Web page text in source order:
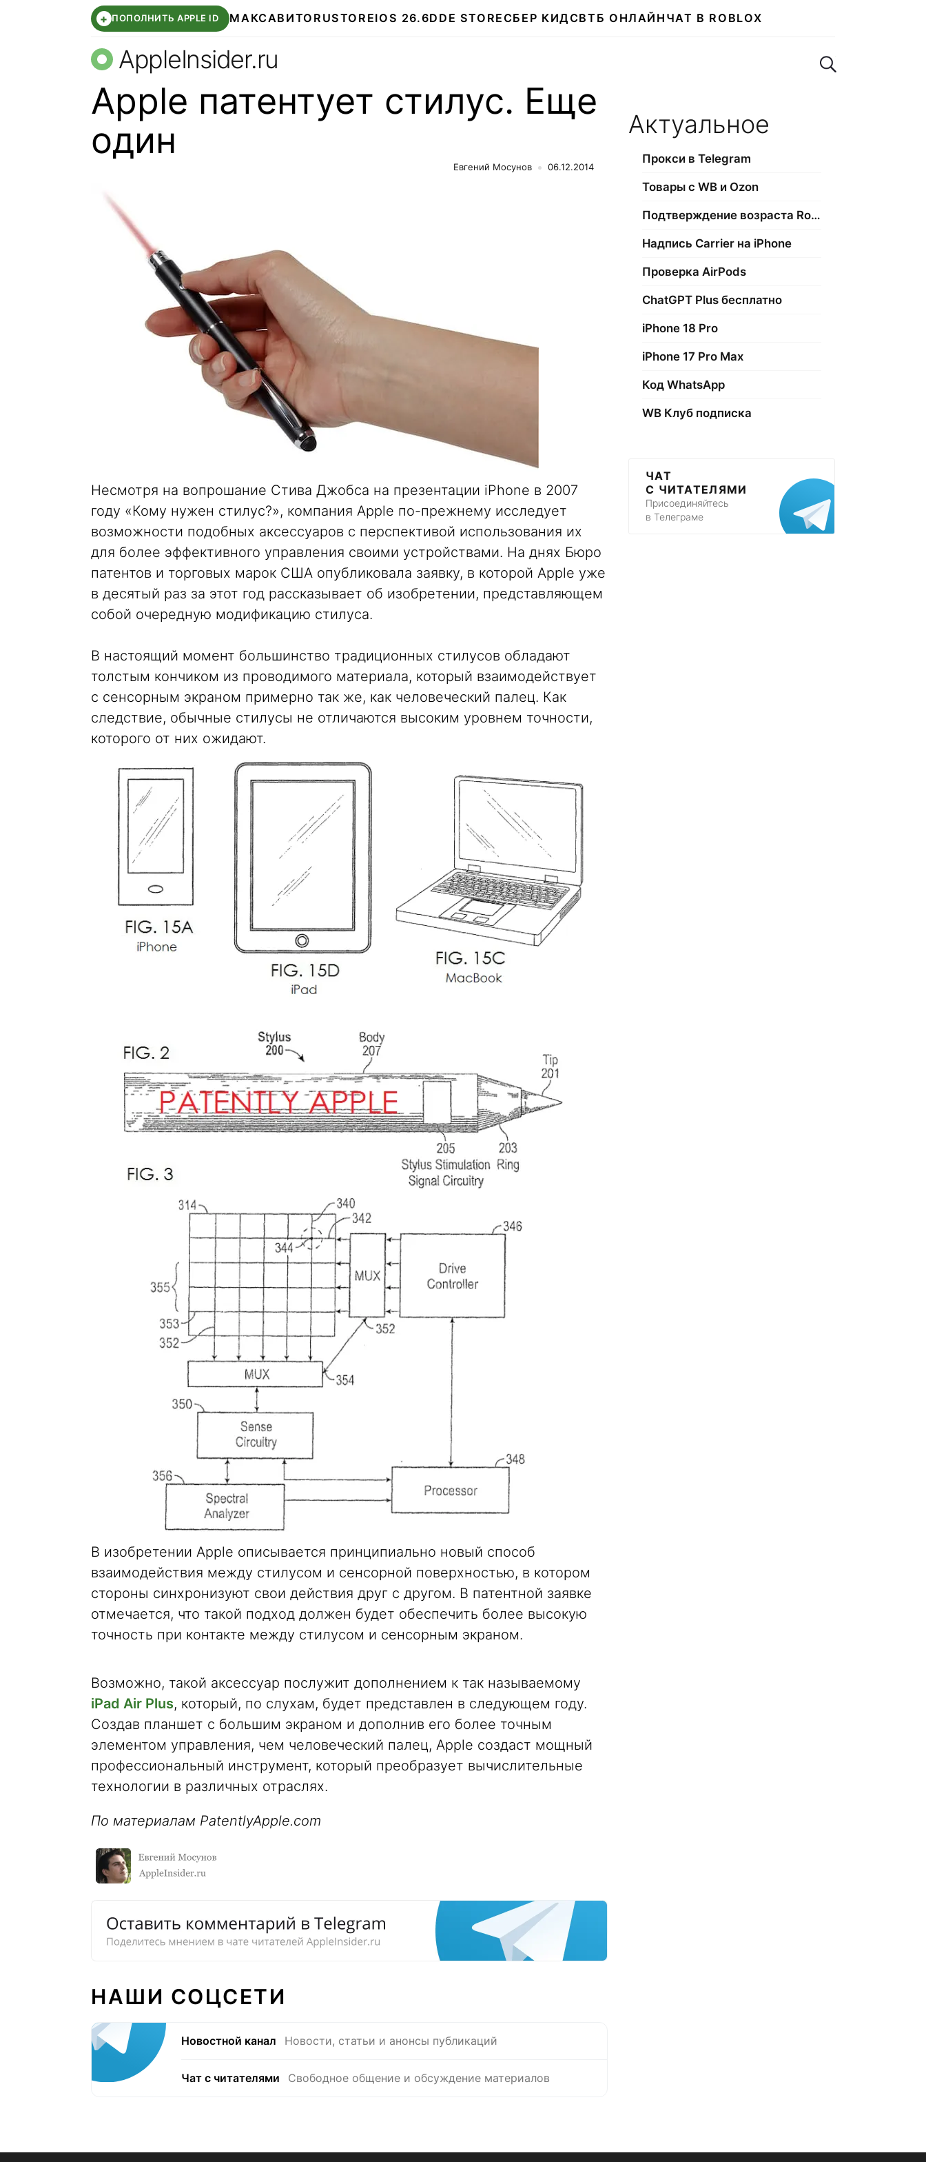
+ ПОПОЛНИТЬ APPLE ID МАКСАВИТО RUSTOREIOS 26.6DDE STORE СБЕР КИДСВТБ ОНЛАЙН ЧАТ В ROBLOX
AppleInsider.ru Поиск по сайту
Apple патентует стилус. Еще
один
Евгений Мосунов 06.12.2014
Несмотря на вопрошание Стива Джобса на презентации iPhone в 2007
году «Кому нужен стилус?», компания Apple по-прежнему исследует
возможности подобных аксессуаров с перспективой использования их
для более эффективного управления своими устройствами. На днях Бюро
патентов и торговых марок США опубликовала заявку, в которой Apple уже
в десятый раз за этот год рассказывает об изобретении, представляющем
собой очередную модификацию стилуса.
В настоящий момент большинство традиционных стилусов обладают
толстым кончиком из проводимого материала, который взаимодействует
с сенсорным экраном примерно так же, как человеческий палец. Как
следствие, обычные стилусы не отличаются высоким уровнем точности,
которого от них ожидают.
В изобретении Apple описывается принципиально новый способ
взаимодействия между стилусом и сенсорной поверхностью, в котором
стороны синхронизуют свои действия друг с другом. В патентной заявке
отмечается, что такой подход должен будет обеспечить более высокую
точность при контакте между стилусом и сенсорным экраном.
Возможно, такой аксессуар послужит дополнением к так называемому
iPad Air Plus, который, по слухам, будет представлен в следующем году.
Создав планшет с большим экраном и дополнив его более точным
элементом управления, чем человеческий палец, Apple создаст мощный
профессиональный инструмент, который преобразует вычислительные
технологии в различных отраслях.
По материалам PatentlyApple.com
НАШИ СОЦСЕТИ
Новостной канал Новости, статьи и анонсы публикаций
Чат с читателями Свободное общение и обсуждение материалов
Актуальное
Прокси в Telegram
Товары с WB и Ozon
Подтверждение возраста Roblox
Надпись Carrier на iPhone
Проверка AirPods
ChatGPT Plus бесплатно
iPhone 18 Pro
iPhone 17 Pro Max
Код WhatsApp
WB Клуб подписка
ЧАТ
С ЧИТАТЕЛЯМИ
Присоединяйтесь
в Телеграме